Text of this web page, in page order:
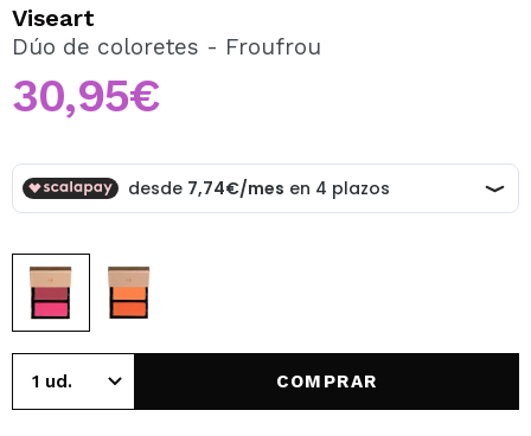
Al crear una cuenta en Maquillalia.com podrás realizar
tus compras rápidamente, revisar el estado de tus
pedidos y consultar tus operaciones anteriores.
CREAR CUENTA
Viseart
Dúo de coloretes - Froufrou
30,95€
COMPRAR